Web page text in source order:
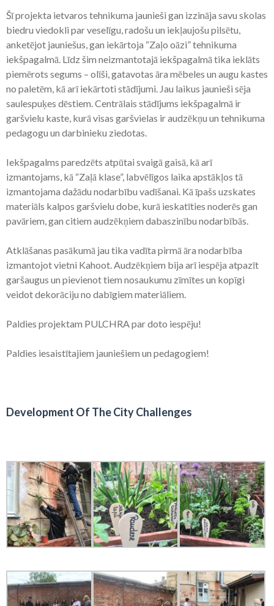
Šī projekta ietvaros tehnikuma jaunieši gan izzināja savu skolas
biedru viedokli par veselīgu, radošu un iekļaujošu pilsētu,
anketējot jauniešus, gan iekārtoja “Zaļo oāzi” tehnikuma
iekšpagalmā. Līdz šim neizmantotajā iekšpagalmā tika ieklāts
piemērots segums – olīši, gatavotas āra mēbeles un augu kastes
no paletēm, kā arī iekārtoti stādījumi. Jau laikus jaunieši sēja
saulespuķes dēstiem. Centrālais stādījums iekšpagalmā ir
garšvielu kaste, kurā visas garšvielas ir audzēkņu un tehnikuma
pedagogu un darbinieku ziedotas.
Iekšpagalms paredzēts atpūtai svaigā gaisā, kā arī
izmantojams, kā “Zaļā klase”, labvēlīgos laika apstākļos tā
izmantojama dažādu nodarbību vadīšanai. Kā īpašs uzskates
materiāls kalpos garšvielu dobe, kurā ieskatīties noderēs gan
pavāriem, gan citiem audzēkņiem dabaszinību nodarbībās.
Atklāšanas pasākumā jau tika vadīta pirmā āra nodarbība
izmantojot vietni Kahoot. Audzēkņiem bija arī iespēja atpazīt
garšaugus un pievienot tiem nosaukumu zīmītes un kopīgi
veidot dekorāciju no dabīgiem materiāliem.
Paldies projektam PULCHRA par doto iespēju!
Paldies iesaistītajiem jauniešiem un pedagogiem!
Development Of The City Challenges